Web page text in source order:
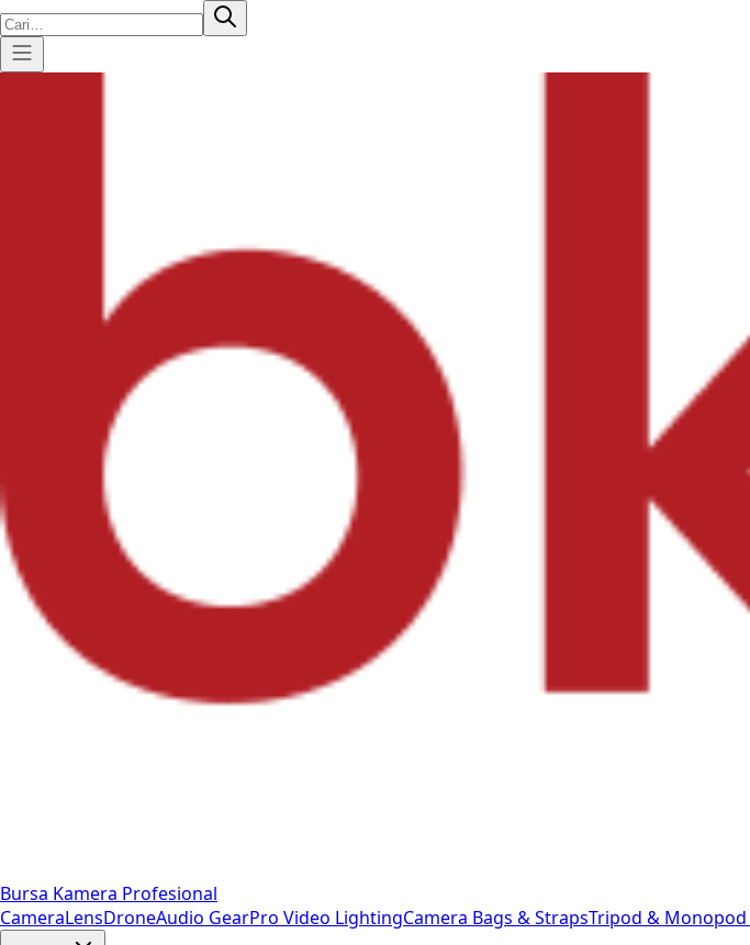
Bursa Kamera Profesional
CameraLensDroneAudio GearPro Video LightingCamera Bags & StrapsTripod & Monopod